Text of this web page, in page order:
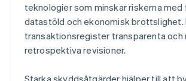
teknologier som minskar riskerna med
datastöld och ekonomisk brottslighet.
transaktionsregister transparenta och
retrospektiva revisioner.
Starka skyddsåtgärder hjälper till att